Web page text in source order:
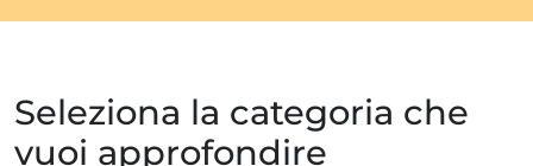
Seleziona la categoria che
vuoi approfondire